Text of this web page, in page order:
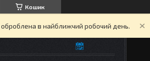
Кошик
оброблена в найближчий робочий день.